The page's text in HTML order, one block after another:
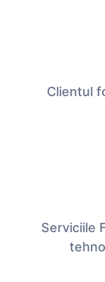
Clientul
Serviciile